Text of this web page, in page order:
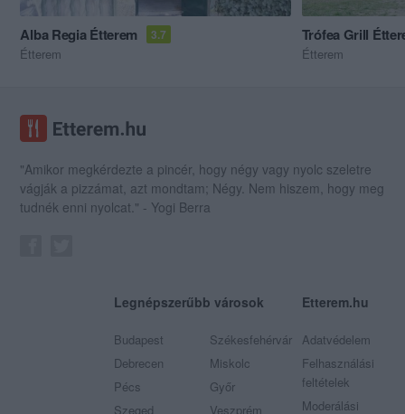
Alba Regia Étterem 3.7
Étterem
Trófea Grill
Étterem
"Amikor megkérdezte a pincér, hogy négy vagy nyolc szeletre
vágják a pizzámat, azt mondtam; Négy. Nem hiszem, hogy meg
tudnék enni nyolcat." - Yogi Berra
Legnépszerűbb városok
Budapest
Debrecen
Pécs
Szeged
Székesfehérvár
Miskolc
Győr
Veszprém
Etterem.hu
Adatvédelem
Felhasználási
feltételek
Moderálási